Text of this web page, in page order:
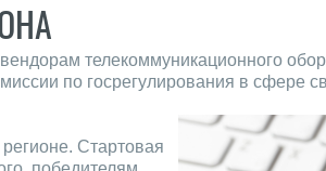
телекоммуникационного
по госрегулирования в сфере
Стартовая